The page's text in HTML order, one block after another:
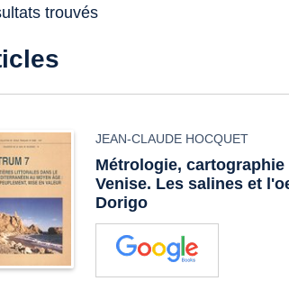
trouvés
JEAN-CLAUDE HOCQUET
Métrologie,
Venise. Les salines et
Dorigo